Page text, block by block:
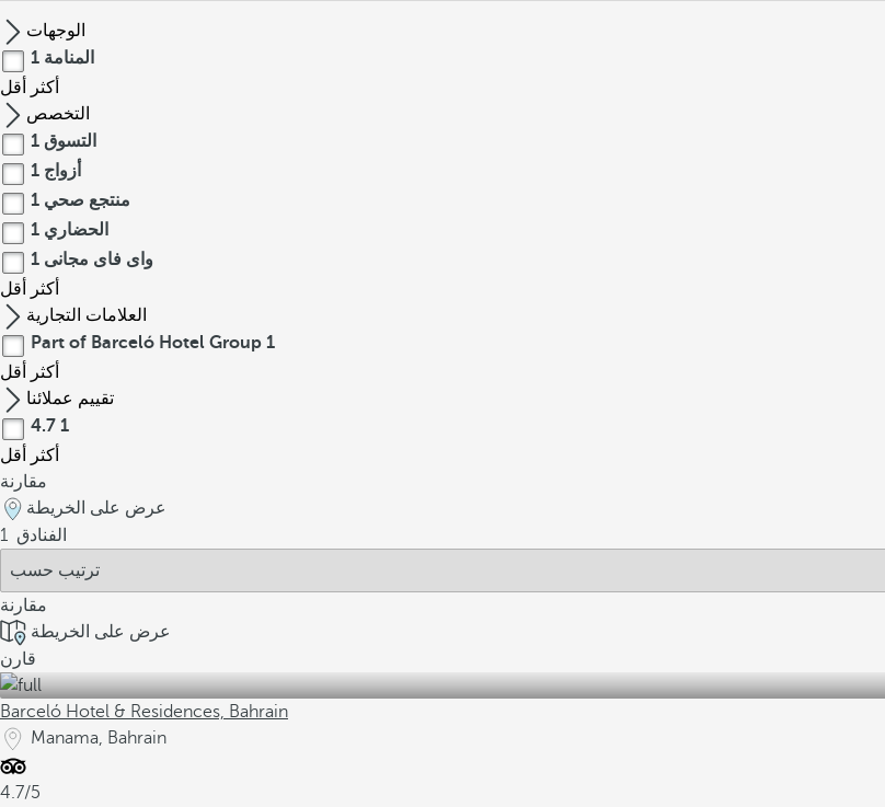
الوجهات
المنامة 1
أكثر
أقل
التخصص
التسوق 1
أزواج 1
منتجع صحي 1
الحضاري 1
واى فاى مجانى 1
أكثر
أقل
العلامات التجارية
Part of Barceló Hotel Group 1
أكثر
أقل
تقييم عملائنا
4.7 1
أكثر
أقل
مقارنة
عرض على الخريطة
1 الفنادق
مقارنة
عرض على الخريطة
قارن
Barceló Hotel & Residences, Bahrain
Manama, Bahrain
4.7/5